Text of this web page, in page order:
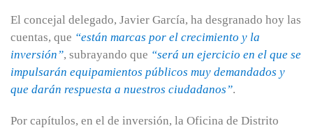
El concejal delegado, Javier García, ha desgranado hoy las
cuentas, que “están marcas por el crecimiento y la
inversión”, subrayando que “será un ejercicio en el que se
impulsarán equipamientos públicos muy demandados y
que darán respuesta a nuestros ciudadanos”.
Por capítulos, en el de inversión, la Oficina de Distrito